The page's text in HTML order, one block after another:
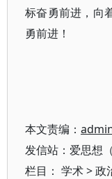
标奋勇前进，向
勇前进！
本文责编：
发信站：爱思想
栏目： 学术>政